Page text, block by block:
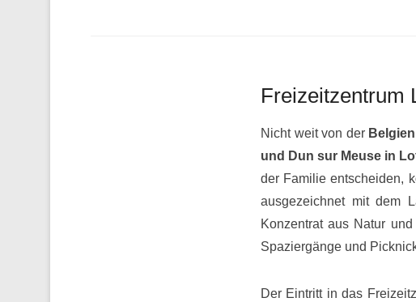
Freizeitzentrum
Nicht weit von der Belgien
und Dun sur Meuse in
der Familie entscheiden,
ausgezeichnet mit dem
Konzentrat aus Natur
Spaziergänge und
Der Eintritt in das